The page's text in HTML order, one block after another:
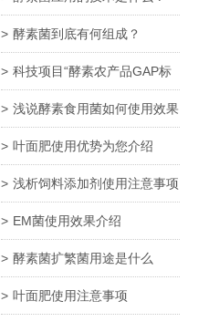
酵素菌到底有何组成？
科技项目“酵素农产品GAP标
准化生产体系建设” 达国内领先
水平
浅说酵素食用菌如何使用效果
更佳叶面肥使用优势为您介绍
浅析饲料添加剂使用注意事项
EM菌使用效果介绍
酵素菌扩繁菌用途是什么
叶面肥使用注意事项